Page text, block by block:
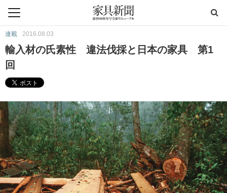
連載 2016.08.03
輸入材の氏素性 違法伐採と日本の家具 第1
回